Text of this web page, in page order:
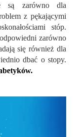
są zarówno dla
z pękającymi
stóp.
odpowiedni zarówno
się również dla
dbać o stopy.